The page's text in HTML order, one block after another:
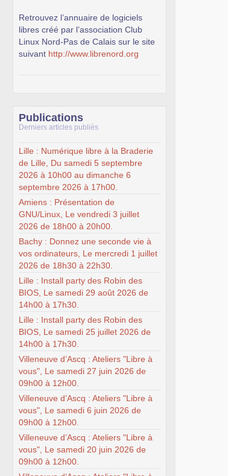
Retrouvez l’annuaire de logiciels
libres créé par l’association Club
Linux Nord-Pas de Calais sur le site
suivant http://www.librenord.org
Publications
Derniers articles publiés
Lille : Numérique libre à la Braderie
de Lille, Du samedi 5 septembre
2026 à 10h00 au dimanche 6
septembre 2026 à 17h00.
Amiens : Présentation de
GNU/Linux, Le vendredi 3 juillet
2026 de 18h00 à 20h00.
Bachy : Donnez une seconde vie à
vos ordinateurs, Le mercredi 1 juillet
2026 de 18h30 à 22h30.
Lille : Install party des Robin des
BIOS, Le samedi 29 août 2026 de
14h00 à 17h30.
Lille : Install party des Robin des
BIOS, Le samedi 25 juillet 2026 de
14h00 à 17h30.
Villeneuve d’Ascq : Ateliers "Libre à
vous", Le samedi 27 juin 2026 de
09h00 à 12h00.
Villeneuve d’Ascq : Ateliers "Libre à
vous", Le samedi 6 juin 2026 de
09h00 à 12h00.
Villeneuve d’Ascq : Ateliers "Libre à
vous", Le samedi 20 juin 2026 de
09h00 à 12h00.